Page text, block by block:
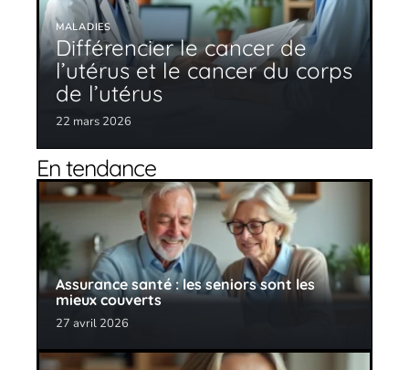
MALADIES
Différencier le cancer de
l’utérus et le cancer du corps
de l’utérus
22 mars 2026
En tendance
Assurance santé : les seniors sont les
mieux couverts
27 avril 2026